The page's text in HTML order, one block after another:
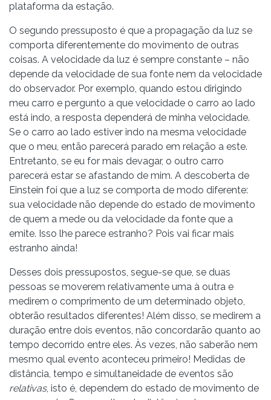
plataforma da estação.
O segundo pressuposto é que a propagação da luz se
comporta diferentemente do movimento de outras
coisas. A velocidade da luz é sempre constante – não
depende da velocidade de sua fonte nem da velocidade
do observador. Por exemplo, quando estou dirigindo
meu carro e pergunto a que velocidade o carro ao lado
está indo, a resposta dependerá de minha velocidade.
Se o carro ao lado estiver indo na mesma velocidade
que o meu, então parecerá parado em relação a este.
Entretanto, se eu for mais devagar, o outro carro
parecerá estar se afastando de mim. A descoberta de
Einstein foi que a luz se comporta de modo diferente:
sua velocidade não depende do estado de movimento
de quem a mede ou da velocidade da fonte que a
emite. Isso lhe parece estranho? Pois vai ficar mais
estranho ainda!
Desses dois pressupostos, segue-se que, se duas
pessoas se moverem relativamente uma à outra e
medirem o comprimento de um determinado objeto,
obterão resultados diferentes! Além disso, se medirem a
duração entre dois eventos, não concordarão quanto ao
tempo decorrido entre eles. Às vezes, não saberão nem
mesmo qual evento aconteceu primeiro! Medidas de
distância, tempo e simultaneidade de eventos são
relativas, isto é, dependem do estado de movimento de